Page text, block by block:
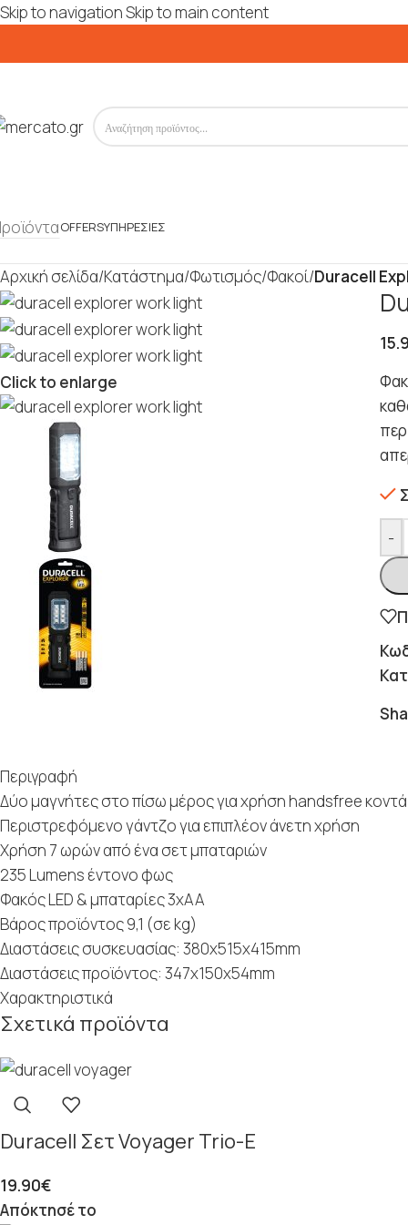
Skip to navigationSkip to main content
OFFERSΥΠΗΡΕΣΊΕΣ
Αρχική σελίδα/Κατάστημα/Φωτισμός/Φακοί/Duracell
Click to enlarge
-
Περιγραφή
Δύο μαγνήτες στο πίσω μέρος για χρήση handsfree κοντά
Περιστρεφόμενο γάντζο για επιπλέον άνετη χρήση
Χρήση 7 ωρών από ένα σετ μπαταριών
235 Lumens έντονο φως
Φακός LED & μπαταρίες 3xAA
Βάρος προϊόντος 9,1 (σε kg)
Διαστάσεις συσκευασίας: 380x515x415mm
Διαστάσεις προϊόντος: 347x150x54mm
Χαρακτηριστικά
Σχετικά προϊόντα
Duracell Σετ Voyager Trio-E
19.90€
Απόκτησέ το